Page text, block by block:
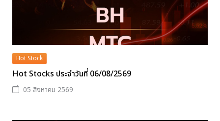
Hot Stock
Hot Stocks ประจำวันที่ 06/08/2569
05 สิงหาคม 2569